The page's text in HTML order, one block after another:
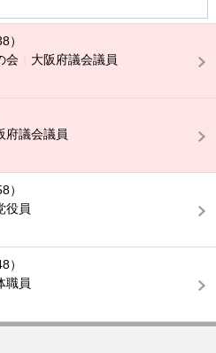
）
会 大阪府議会議員
府議会議員
）
役員
）
職員